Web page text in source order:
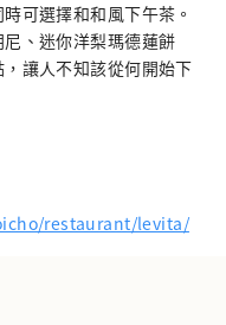
可選擇和和風下午茶。
、迷你洋梨瑪德蓮餅
讓人不知該從何開始下
restaurant/levita/